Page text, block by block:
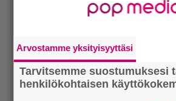
Arvostamme yksityisyyttäsi
Tarvitsemme suostumuksesi
henkilökohtaisen